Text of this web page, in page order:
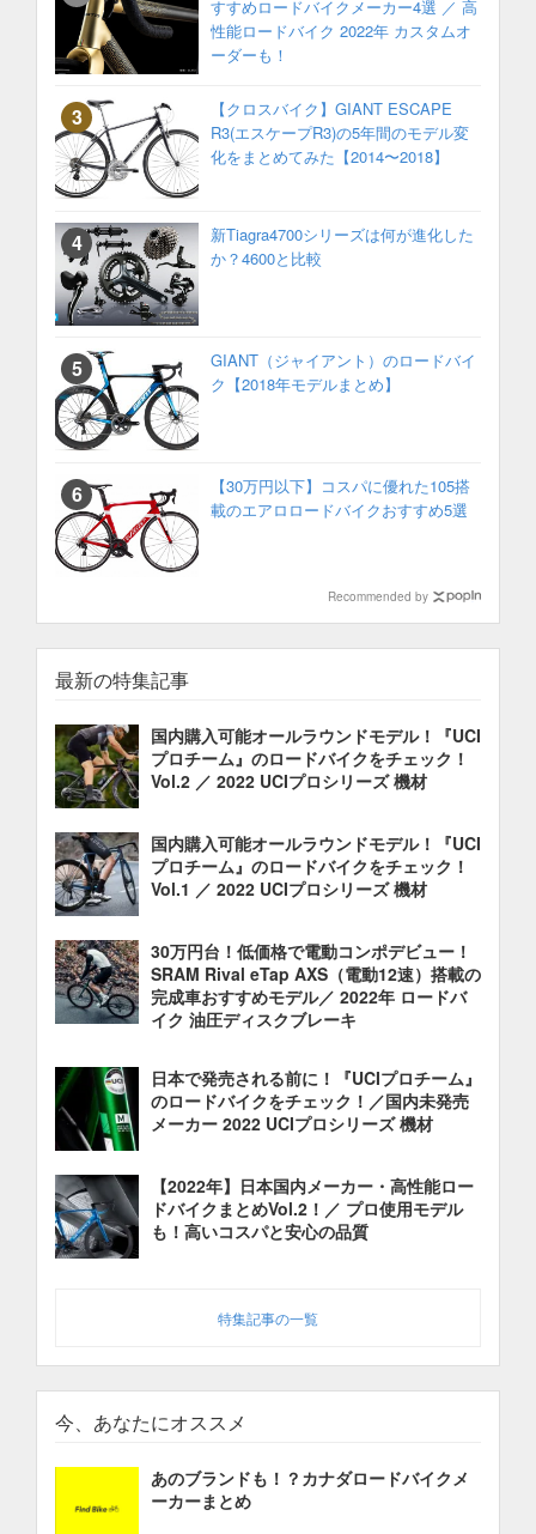
すすめロードバイクメーカー4選 ／ 高
性能ロードバイク 2022年 カスタムオ
ーダーも！
【クロスバイク】GIANT ESCAPE
R3(エスケープR3)の5年間のモデル変
化をまとめてみた【2014〜2018】
新Tiagra4700シリーズは何が進化した
か？4600と比較
GIANT（ジャイアント）のロードバイ
ク【2018年モデルまとめ】
【30万円以下】コスパに優れた105搭
載のエアロロードバイクおすすめ5選
Recommended by
最新の特集記事
国内購入可能オールラウンドモデル！『UCI
プロチーム』のロードバイクをチェック！
Vol.2 ／ 2022 UCIプロシリーズ 機材
国内購入可能オールラウンドモデル！『UCI
プロチーム』のロードバイクをチェック！
Vol.1 ／ 2022 UCIプロシリーズ 機材
30万円台！低価格で電動コンポデビュー！
SRAM Rival eTap AXS（電動12速）搭載の
完成車おすすめモデル／ 2022年 ロードバ
イク 油圧ディスクブレーキ
日本で発売される前に！『UCIプロチーム』
のロードバイクをチェック！／国内未発売
メーカー 2022 UCIプロシリーズ 機材
【2022年】日本国内メーカー・高性能ロー
ドバイクまとめVol.2！／ プロ使用モデル
も！高いコスパと安心の品質
特集記事の一覧
今、あなたにオススメ
あのブランドも！？カナダロードバイクメ
ーカーまとめ